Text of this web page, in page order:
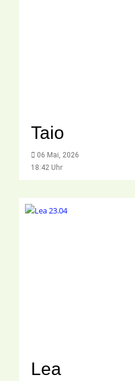
Taio
06 Mai, 2026
18:42 Uhr
Lea